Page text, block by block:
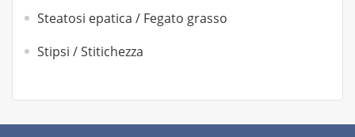
Steatosi epatica / Fegato grasso
Stipsi / Stitichezza